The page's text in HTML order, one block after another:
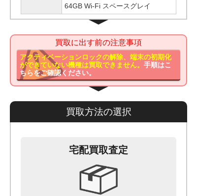
64GB Wi-Fi スペースグレイ
買取に出す前の注意事項
アクティベーションロックの解除、端末の初期化
ができていない機種は買取できません。手順はこ
ちらをご確認ください。
買取方法の選択
宅配買取査定